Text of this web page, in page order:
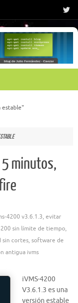
estable"
minutos,
4200 v3.6.1.3, evitar
sin límite de tiempo,
sin cortes, software de
antigua ivms
iVMS-4200
V3.6.1.3 es una
versión estable